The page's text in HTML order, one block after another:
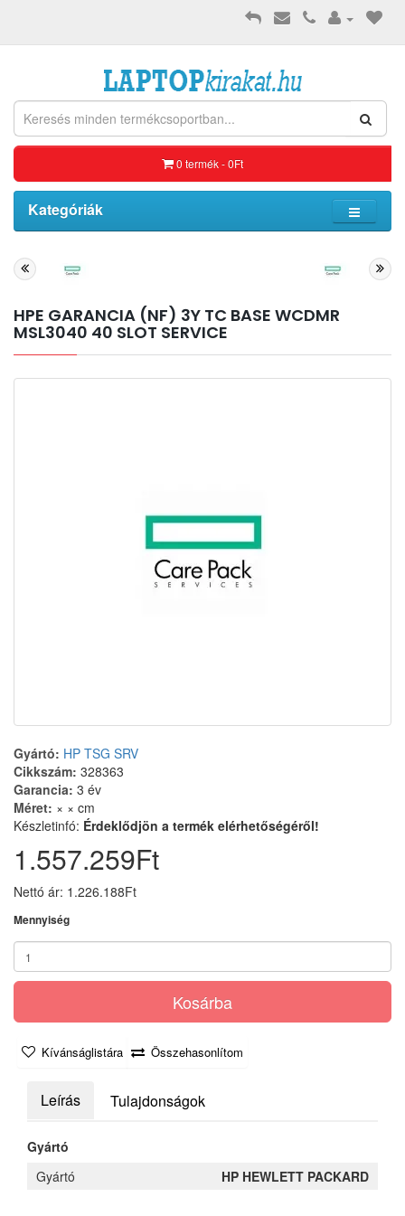
0 termék - 0Ft
Kategóriák
HPE GARANCIA (NF) 3Y TC BASE WCDMR
MSL3040 40 SLOT SERVICE
Gyártó: HP TSG SRV
Cikkszám: 328363
Garancia: 3 év
Méret: × × cm
Készletinfó: Érdeklődjön a termék elérhetőségéről!
1.557.259Ft
Nettó ár: 1.226.188Ft
Mennyiség
Kosárba
Kívánságlistára Összehasonlítom
Leírás Tulajdonságok
Gyártó
Gyártó
HP HEWLETT PACKARD